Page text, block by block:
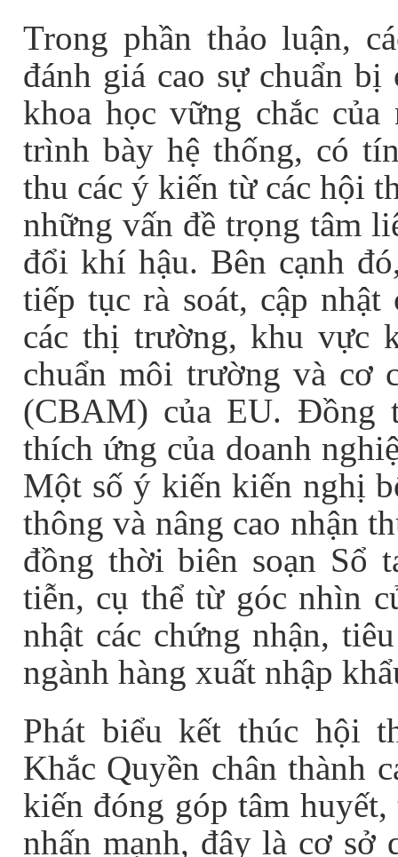
Trong phần thảo luận,
đánh giá cao sự chuẩn bị
khoa học vững chắc của
trình bày hệ thống, có
thu các ý kiến từ các hội
những vấn đề trọng tâm
đổi khí hậu. Bên cạnh
tiếp tục rà soát, cập
các thị trường, khu vực
chuẩn môi trường và cơ
(CBAM) của EU. Đồng
thích ứng của doanh
Một số ý kiến kiến nghị
thông và nâng cao nhận
đồng thờibiên soạn Sổ
tiễn, cụ thể từ góc nhìn
nhật các chứng nhận,
ngành hàng xuất nhập
Phát biểu kết thúc hội
Khắc Quyền chân thành
kiến đóng góp tâm
nhấn mạnh, đây là cơ sở